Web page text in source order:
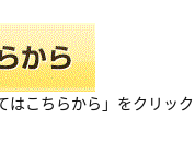
こちらから」をクリッ